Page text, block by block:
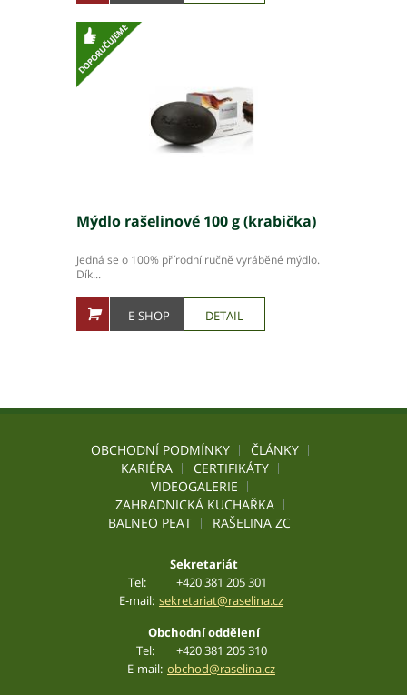
Mýdlo rašelinové 100 g (krabička)
Jedná se o 100% přírodní ručně vyráběné mýdlo.
Dík...
E-SHOP DETAIL
OBCHODNÍ PODMÍNKY
ČLÁNKY
KARIÉRA
CERTIFIKÁTY
VIDEOGALERIE
ZAHRADNICKÁ KUCHAŘKA
BALNEO PEAT
RAŠELINA ZC
Sekretariát
Tel:
+420 381 205 301
E-mail: sekretariat@raselina.cz
Obchodní oddělení
Tel:
+420 381 205 310
E-mail: obchod@raselina.cz